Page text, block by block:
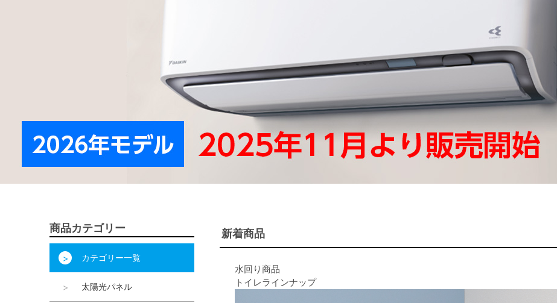
新着商品
水回り商品
トイレラインナップ
商品カテゴリー
カテゴリー一覧
太陽光パネル